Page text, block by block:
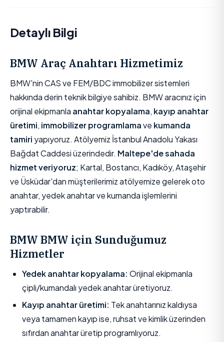
Detaylı Bilgi
BMW Araç Anahtarı Hizmetimiz
BMW'nin CAS ve FEM/BDC immobilizer sistemleri
hakkında derin teknik bilgiye sahibiz. BMW aracınız için
orijinal ekipmanla anahtar kopyalama, kayıp anahtar
üretimi, immobilizer programlamave kumanda
tamiri yapıyoruz. Atölyemiz İstanbul Anadolu Yakası
Bağdat Caddesi üzerindedir. Maltepe'de sahada
hizmet veriyoruz; Kartal, Bostancı, Kadıköy, Ataşehir
ve Üsküdar'dan müşterilerimiz atölyemize gelerek oto
anahtar, yedek anahtar ve kumanda işlemlerini
yaptırabilir.
BMW BMW için Sunduğumuz
Hizmetler
Yedek anahtar kopyalama: Orijinal ekipmanla
çipli/kumandalı yedek anahtar üretiyoruz.
Kayıp anahtar üretimi: Tek anahtarınız kaldıysa
veya tamamen kayıp ise, ruhsat ve kimlik üzerinden
sıfırdan anahtar üretip programlıyoruz.